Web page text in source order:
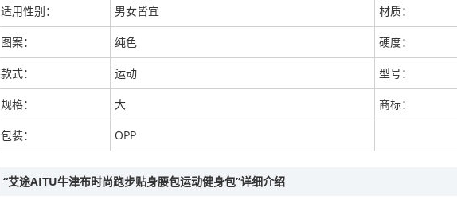
适用性别： 男女皆宜 材质：
图案： 纯色 硬度：
款式： 运动 型号：
规格： 大 商标：
包装： OPP
“艾途AITU牛津布时尚跑步贴身腰包运动健身包”详细介绍